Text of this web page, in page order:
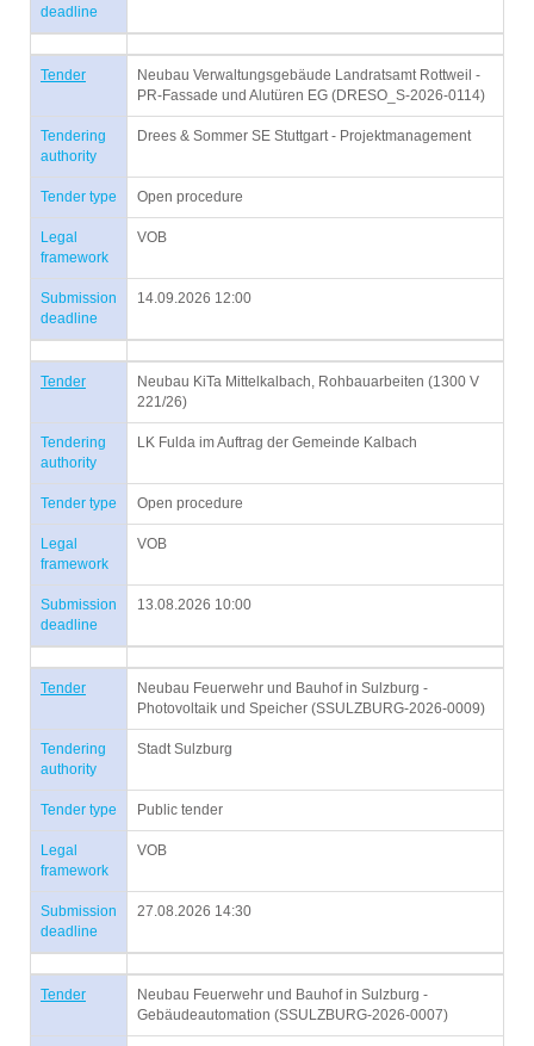
deadline
Tender
Neubau Verwaltungsgebäude Landratsamt Rottweil -
PR-Fassade und Alutüren EG (DRESO_S-2026-0114)
Tendering
authority
Drees & Sommer SE Stuttgart - Projektmanagement
Tender type Open procedure
Legal
framework
VOB
Submission
deadline
14.09.2026 12:00
Tender
Neubau KiTa Mittelkalbach, Rohbauarbeiten (1300 V
221/26)
Tendering
authority
LK Fulda im Auftrag der Gemeinde Kalbach
Tender type Open procedure
Legal
framework
VOB
Submission
deadline
13.08.2026 10:00
Tender
Neubau Feuerwehr und Bauhof in Sulzburg -
Photovoltaik und Speicher (SSULZBURG-2026-0009)
Tendering
authority
Stadt Sulzburg
Tender type Public tender
Legal
framework
VOB
Submission
deadline
27.08.2026 14:30
Tender
Neubau Feuerwehr und Bauhof in Sulzburg -
Gebäudeautomation (SSULZBURG-2026-0007)